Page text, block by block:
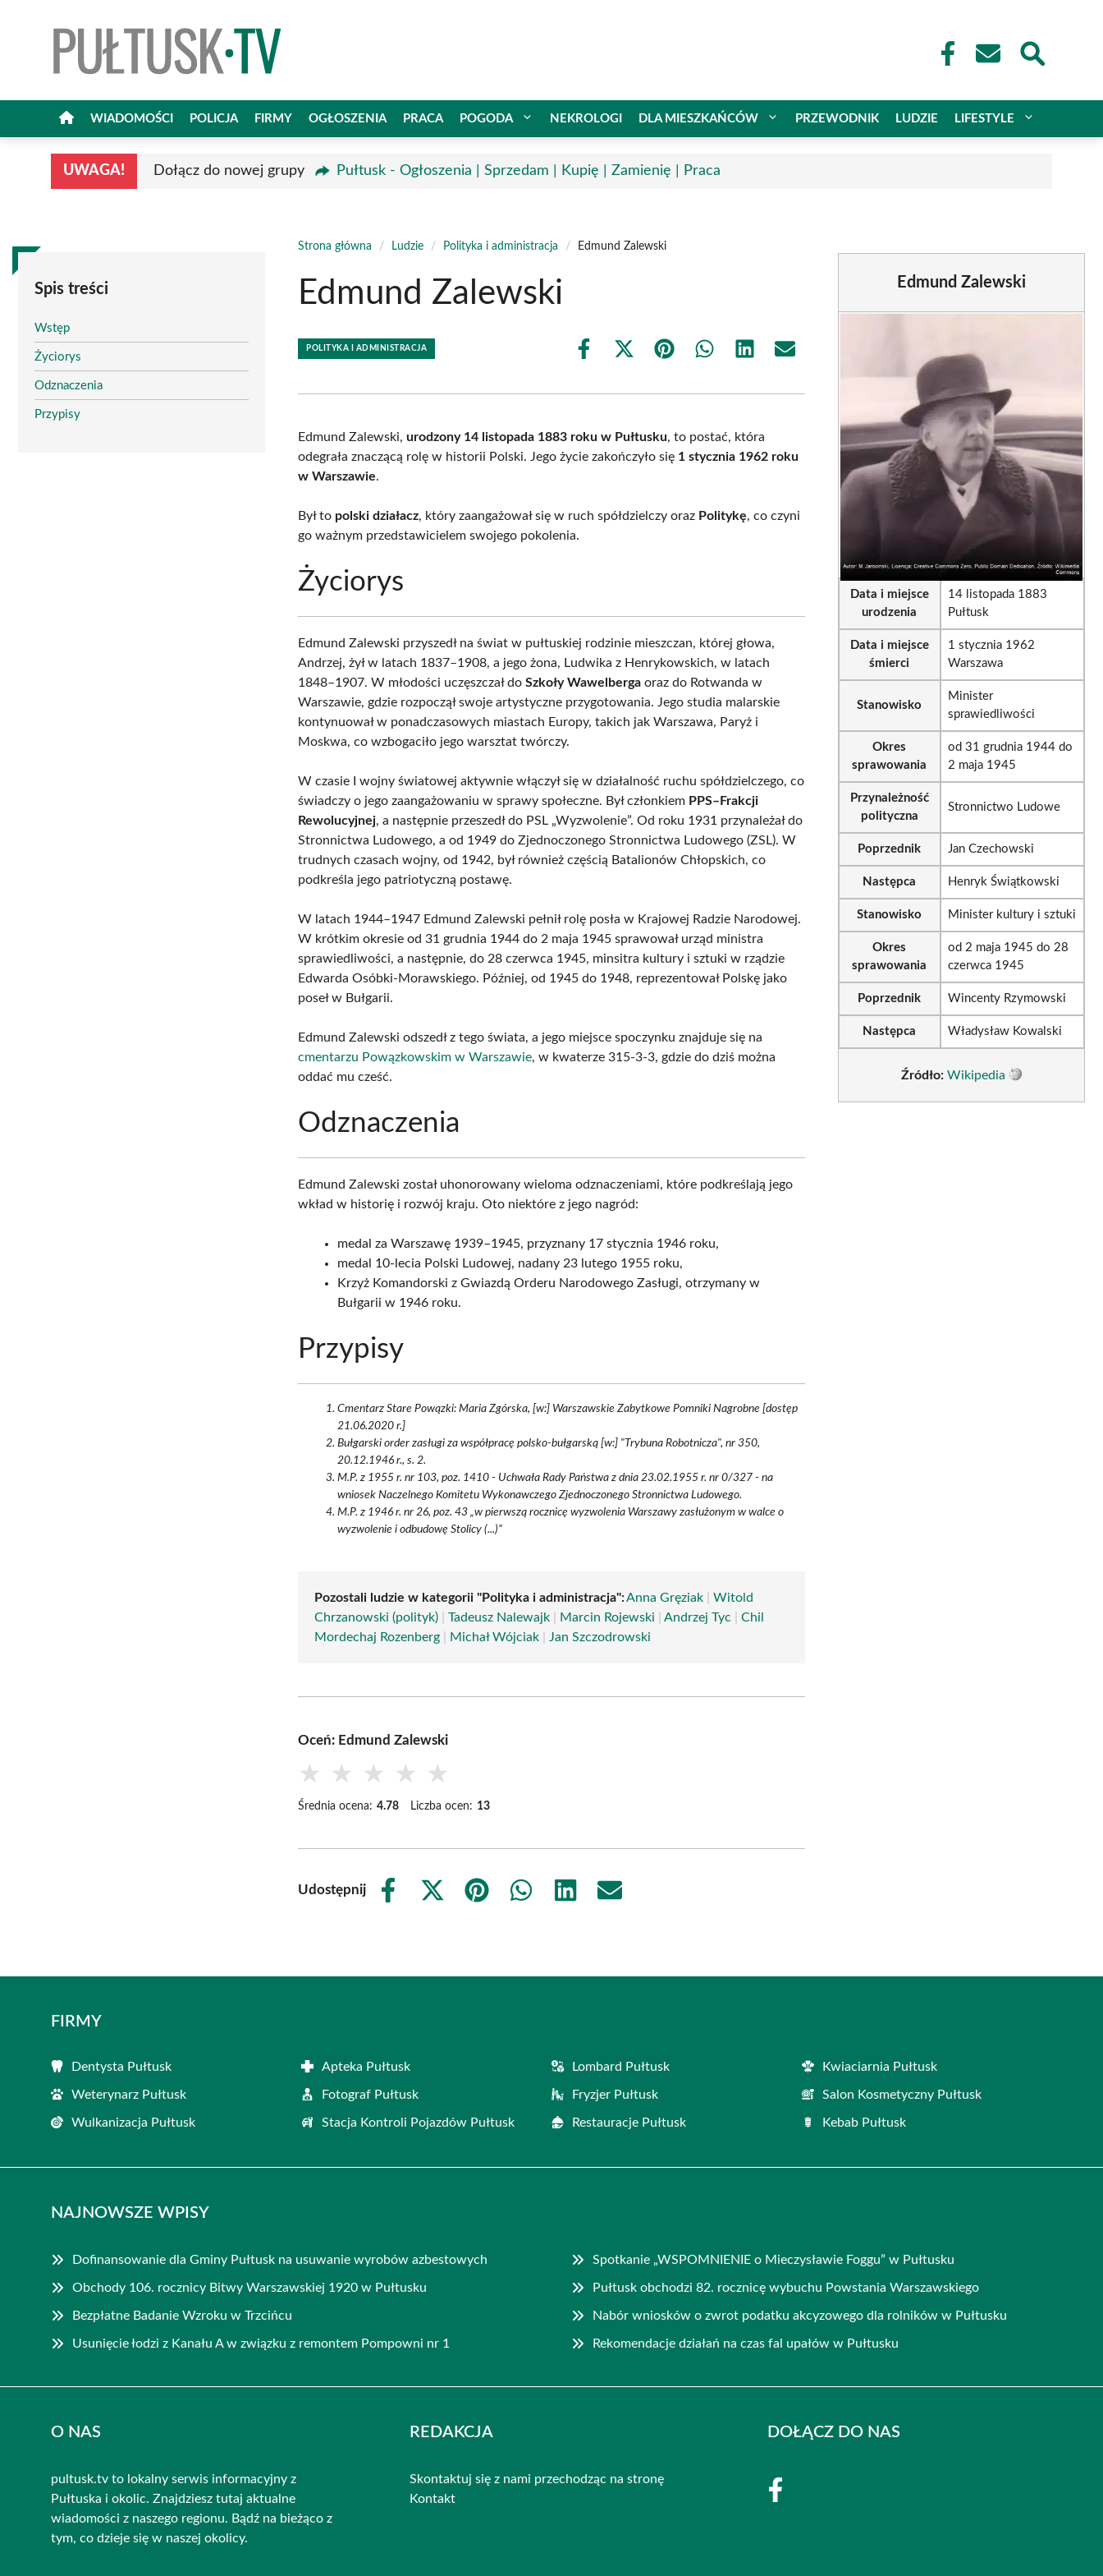
WIADOMOŚCI POLICJA FIRMY OGŁOSZENIA PRACA POGODA NEKROLOGI DLA MIESZKAŃCÓW PRZEWODNIK LUDZIE LIFESTYLE
UWAGA! Dołącz do nowej grupy Pułtusk - Ogłoszenia | Sprzedam | Kupię | Zamienię | Praca
Spis treści
Wstęp
Życiorys
Odznaczenia
Przypisy
Strona główna / Ludzie / Polityka i administracja / Edmund Zalewski
Edmund Zalewski
POLITYKA I ADMINISTRACJA
Share
Share
(Twitter)
Share Share Share Share
Edmund Zalewski,urodzony 14 listopada 1883 roku w Pułtusku, to postać, która
odegrała znaczącą rolę w historii Polski. Jego życie zakończyło się 1 stycznia 1962 roku
w Warszawie.
Był to polski działacz, który zaangażował się w ruch spółdzielczy oraz Politykę, co czyni
go ważnym przedstawicielem swojego pokolenia.
Życiorys
Edmund Zalewski przyszedł na świat w pułtuskiej rodzinie mieszczan, której głowa,
Andrzej, żył w latach 1837–1908, a jego żona, Ludwika z Henrykowskich, w latach
1848–1907. W młodości uczęszczał doSzkoły Wawelberga oraz do Rotwanda w
Warszawie, gdzie rozpoczął swoje artystyczne przygotowania. Jego studia malarskie
kontynuował w ponadczasowych miastach Europy, takich jak Warszawa, Paryż i
Moskwa, co wzbogaciło jego warsztat twórczy.
W czasie I wojny światowej aktywnie włączył się w działalność ruchu spółdzielczego, co
świadczy o jego zaangażowaniu w sprawy społeczne. Był członkiem PPS–Frakcji
Rewolucyjnej, a następnie przeszedł do PSL „Wyzwolenie”. Od roku 1931 przynależał do
Stronnictwa Ludowego, a od 1949 do Zjednoczonego Stronnictwa Ludowego (ZSL). W
trudnych czasach wojny, od 1942, był również częścią Batalionów Chłopskich, co
podkreśla jego patriotyczną postawę.
W latach 1944–1947 Edmund Zalewski pełnił rolę posła w Krajowej Radzie Narodowej.
W krótkim okresie od 31 grudnia 1944 do 2 maja 1945 sprawował urząd ministra
sprawiedliwości, a następnie, do 28 czerwca 1945, minsitra kultury i sztuki w rządzie
Edwarda Osóbki-Morawskiego. Później, od 1945 do 1948, reprezentował Polskę jako
poseł w Bułgarii.
Edmund Zalewski odszedł z tego świata, a jego miejsce spoczynku znajduje się na
cmentarzu Powązkowskim w Warszawie, w kwaterze 315-3-3, gdzie do dziś można
oddać mu cześć.
Odznaczenia
Edmund Zalewski został uhonorowany wieloma odznaczeniami, które podkreślają jego
wkład w historię i rozwój kraju. Oto niektóre z jego nagród:
medal za Warszawę 1939–1945, przyznany 17 stycznia 1946 roku,
medal 10-lecia Polski Ludowej, nadany 23 lutego 1955 roku,
Krzyż Komandorski z Gwiazdą Orderu Narodowego Zasługi, otrzymany w
Bułgarii w 1946 roku.
Przypisy
Cmentarz Stare Powązki: Maria Zgórska, [w:] Warszawskie Zabytkowe Pomniki Nagrobne [dostęp
21.06.2020 r.]
Bułgarski order zasługi za współpracę polsko-bułgarską [w:] "Trybuna Robotnicza", nr 350,
20.12.1946 r., s. 2.
M.P. z 1955 r. nr 103, poz. 1410 - Uchwała Rady Państwa z dnia 23.02.1955 r. nr 0/327 - na
wniosek Naczelnego Komitetu Wykonawczego Zjednoczonego Stronnictwa Ludowego.
M.P. z 1946 r. nr 26, poz. 43 „w pierwszą rocznicę wyzwolenia Warszawy zasłużonym w walce o
wyzwolenie i odbudowę Stolicy (...)”
Pozostali ludzie w kategorii "Polityka i administracja":Anna Gręziak |Witold
Chrzanowski (polityk) |Tadeusz Nalewajk Marcin Rojewski |Andrzej Tyc |Chil
Mordechaj Rozenberg
Michał Wójciak Jan Szczodrowski
Oceń: Edmund Zalewski
★ ★ ★ ★ ★
Średnia ocena: 4.78 Liczba ocen: 13
Udostępnij
Share
Share
Share
Share
Share
Share
Edmund Zalewski
Data i miejsce
urodzenia
14 listopada 1883
Pułtusk
Data i miejsce
śmierci
1 stycznia 1962
Warszawa
Stanowisko
Minister
sprawiedliwości
Okres
sprawowania
od 31 grudnia 1944 do
2 maja 1945
Przynależność
polityczna
Stronnictwo Ludowe
Poprzednik Jan Czechowski
Następca Henryk Świątkowski
Stanowisko Minister kultury i sztuki
Okres
sprawowania
od 2 maja 1945 do 28
czerwca 1945
Poprzednik Wincenty Rzymowski
Następca Władysław Kowalski
Źródło: Wikipedia
FIRMY
Dentysta Pułtusk Apteka Pułtusk Lombard Pułtusk Kwiaciarnia Pułtusk
Weterynarz Pułtusk Fotograf Pułtusk Fryzjer Pułtusk Salon Kosmetyczny Pułtusk
Wulkanizacja Pułtusk Stacja Kontroli Pojazdów Pułtusk Restauracje Pułtusk Kebab Pułtusk
NAJNOWSZE WPISY
Dofinansowanie dla Gminy Pułtusk na usuwanie wyrobów azbestowych Spotkanie „WSPOMNIENIE o Mieczysławie Foggu” w Pułtusku
Obchody 106. rocznicy Bitwy Warszawskiej 1920 w Pułtusku Pułtusk obchodzi 82. rocznicę wybuchu Powstania Warszawskiego
Bezpłatne Badanie Wzroku w Trzcińcu Nabór wniosków o zwrot podatku akcyzowego dla rolników w Pułtusku
Usunięcie łodzi z Kanału A w związku z remontem Pompowni nr 1 Rekomendacje działań na czas fal upałów w Pułtusku
O NAS
pultusk.tv to lokalny serwis informacyjny z
Pułtuska i okolic. Znajdziesz tutaj aktualne
wiadomości z naszego regionu. Bądź na bieżąco z
tym, co dzieje się w naszej okolicy.
REDAKCJA
Skontaktuj się z nami przechodząc na stronę
Kontakt
DOŁĄCZ DO NAS